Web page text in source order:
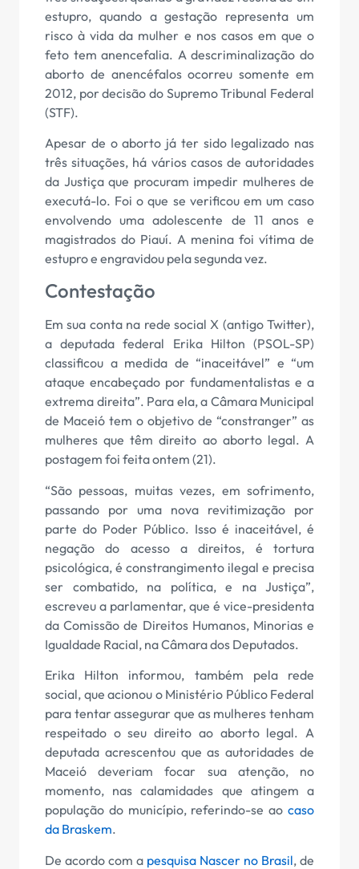
estupro, quando a gestação representa um
risco à vida da mulher e nos casos em que o
feto tem anencefalia. A descriminalização do
aborto de anencéfalos ocorreu somente em
2012, por decisão do Supremo Tribunal Federal
(STF).
Apesar de o aborto já ter sido legalizado nas
três situações, há vários casos de autoridades
da Justiça que procuram impedir mulheres de
executá-lo. Foi o que se verificou em um caso
envolvendo uma adolescente de 11 anos e
magistrados do Piauí. A menina foi vítima de
estupro e engravidou pela segunda vez.
Contestação
Em sua conta na rede social X (antigo Twitter),
a deputada federal Erika Hilton (PSOL-SP)
classificou a medida de “inaceitável” e “um
ataque encabeçado por fundamentalistas e a
extrema direita”. Para ela, a Câmara Municipal
de Maceió tem o objetivo de “constranger” as
mulheres que têm direito ao aborto legal. A
postagem foi feita ontem (21).
“São pessoas, muitas vezes, em sofrimento,
passando por uma nova revitimização por
parte do Poder Público. Isso é inaceitável, é
negação do acesso a direitos, é tortura
psicológica, é constrangimento ilegal e precisa
ser combatido, na política, e na Justiça”,
escreveu a parlamentar, que é vice-presidenta
da Comissão de Direitos Humanos, Minorias e
Igualdade Racial, na Câmara dos Deputados.
Erika Hilton informou, também pela rede
social, que acionou o Ministério Público Federal
para tentar assegurar que as mulheres tenham
respeitado o seu direito ao aborto legal. A
deputada acrescentou que as autoridades de
Maceió deveriam focar sua atenção, no
momento, nas calamidades que atingem a
população do município, referindo-se ao caso
da Braskem.
De acordo com a pesquisa Nascer no Brasil, de